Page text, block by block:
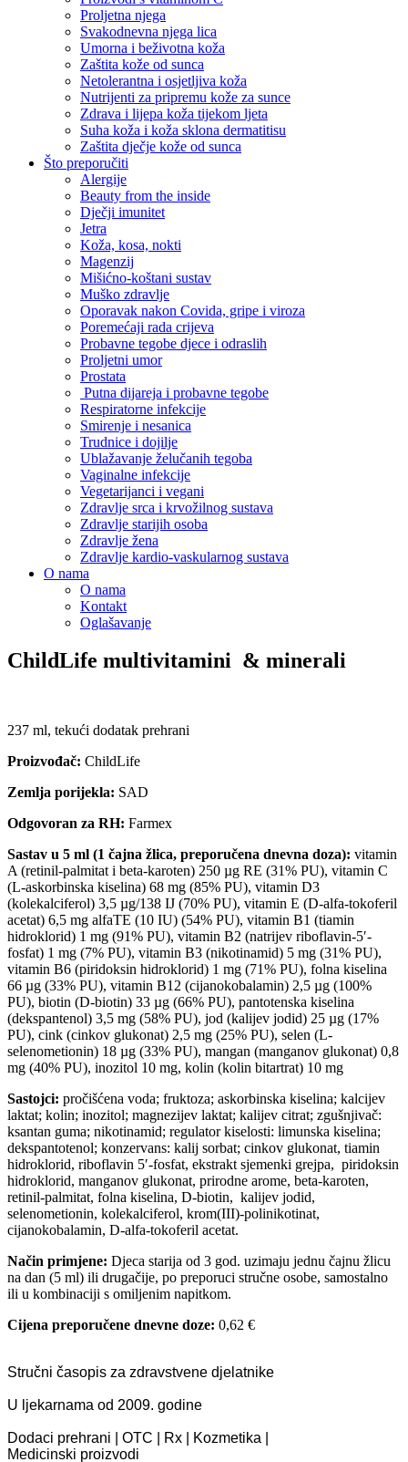
Proljetna njega
Svakodnevna njega lica
Umorna i beživotna koža
Zaštita kože od sunca
Netolerantna i osjetljiva koža
Nutrijenti za pripremu kože za sunce
Zdrava i lijepa koža tijekom ljeta
Suha koža i koža sklona dermatitisu
Zaštita dječje kože od sunca
Što preporučiti
Alergije
Beauty from the inside
Dječji imunitet
Jetra
Koža, kosa, nokti
Magenzij
Mišićno-koštani sustav
Muško zdravlje
Oporavak nakon Covida, gripe i viroza
Poremećaji rada crijeva
Probavne tegobe djece i odraslih
Proljetni umor
Prostata
Putna dijareja i probavne tegobe
Respiratorne infekcije
Smirenje i nesanica
Trudnice i dojilje
Ublažavanje želučanih tegoba
Vaginalne infekcije
Vegetarijanci i vegani
Zdravlje srca i krvožilnog sustava
Zdravlje starijih osoba
Zdravlje žena
Zdravlje kardio-vaskularnog sustava
O nama
O nama
Kontakt
Oglašavanje
ChildLife multivitamini & minerali
237 ml, tekući dodatak prehrani
Proizvođač: ChildLife
Zemlja porijekla: SAD
Odgovoran za RH: Farmex
Sastav u 5 ml (1 čajna žlica, preporučena dnevna doza): vitamin
A (retinil-palmitat i beta-karoten) 250 µg RE (31% PU), vitamin C
(L-askorbinska kiselina) 68 mg (85% PU), vitamin D3
(kolekalciferol) 3,5 µg/138 IJ (70% PU), vitamin E (D-alfa-tokoferil
acetat) 6,5 mg alfaTE (10 IU) (54% PU), vitamin B1 (tiamin
hidroklorid) 1 mg (91% PU), vitamin B2 (natrijev riboflavin-5′-
fosfat) 1 mg (7% PU), vitamin B3 (nikotinamid) 5 mg (31% PU),
vitamin B6 (piridoksin hidroklorid) 1 mg (71% PU), folna kiselina
66 µg (33% PU), vitamin B12 (cijanokobalamin) 2,5 µg (100%
PU), biotin (D-biotin) 33 µg (66% PU), pantotenska kiselina
(dekspantenol) 3,5 mg (58% PU), jod (kalijev jodid) 25 µg (17%
PU), cink (cinkov glukonat) 2,5 mg (25% PU), selen (L-
selenometionin) 18 µg (33% PU), mangan (manganov glukonat) 0,8
mg (40% PU), inozitol 10 mg, kolin (kolin bitartrat) 10 mg
Sastojci: pročišćena voda; fruktoza; askorbinska kiselina; kalcijev
laktat; kolin; inozitol; magnezijev laktat; kalijev citrat; zgušnjivač:
ksantan guma; nikotinamid; regulator kiselosti: limunska kiselina;
dekspantotenol; konzervans: kalij sorbat; cinkov glukonat, tiamin
hidroklorid, riboflavin 5′-fosfat, ekstrakt sjemenki grejpa, piridoksin
hidroklorid, manganov glukonat, prirodne arome, beta-karoten,
retinil-palmitat, folna kiselina, D-biotin, kalijev jodid,
selenometionin, kolekalciferol, krom(III)-polinikotinat,
cijanokobalamin, D-alfa-tokoferil acetat.
Način primjene: Djeca starija od 3 god. uzimaju jednu čajnu žlicu
na dan (5 ml) ili drugačije, po preporuci stručne osobe, samostalno
ili u kombinaciji s omiljenim napitkom.
Cijena preporučene dnevne doze: 0,62 €
Stručni časopis za zdravstvene djelatnike
U ljekarnama od 2009. godine
Dodaci prehrani | OTC | Rx | Kozmetika |
Medicinski proizvodi